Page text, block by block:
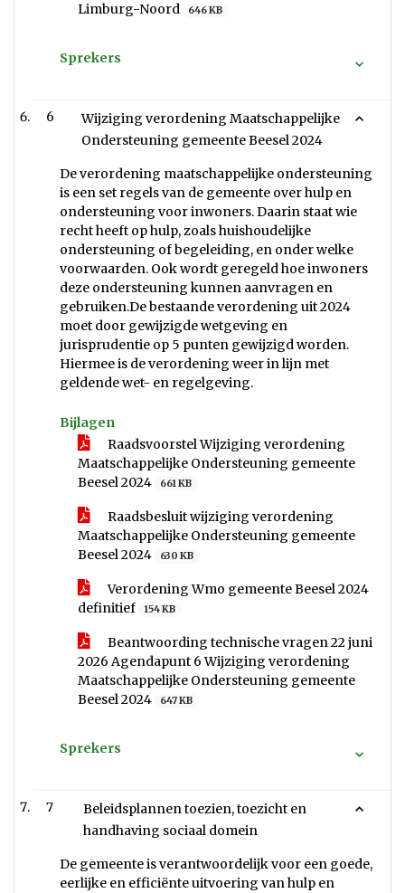
Limburg-Noord
646 KB
Sprekers
6
Wijziging verordening Maatschappelijke
Ondersteuning gemeente Beesel 2024
De verordening maatschappelijke ondersteuning
is een set regels van de gemeente over hulp en
ondersteuning voor inwoners. Daarin staat wie
recht heeft op hulp, zoals huishoudelijke
ondersteuning of begeleiding, en onder welke
voorwaarden. Ook wordt geregeld hoe inwoners
deze ondersteuning kunnen aanvragen en
gebruiken.De bestaande verordening uit 2024
moet door gewijzigde wetgeving en
jurisprudentie op 5 punten gewijzigd worden.
Hiermee is de verordening weer in lijn met
geldende wet- en regelgeving.
Bijlagen
Raadsvoorstel Wijziging verordening
Maatschappelijke Ondersteuning gemeente
Beesel 2024
661 KB
Raadsbesluit wijziging verordening
Maatschappelijke Ondersteuning gemeente
Beesel 2024
630 KB
Verordening Wmo gemeente Beesel 2024
definitief
154 KB
Beantwoording technische vragen 22 juni
2026 Agendapunt 6 Wijziging verordening
Maatschappelijke Ondersteuning gemeente
Beesel 2024
647 KB
Sprekers
7
Beleidsplannen toezien, toezicht en
handhaving sociaal domein
De gemeente is verantwoordelijk voor een goede,
eerlijke en efficiënte uitvoering van hulp en